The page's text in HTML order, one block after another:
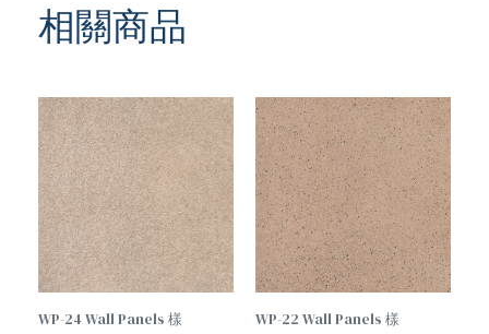
相關商品
WP-24 Wall Panels 樣
WP-22 Wall Panels 樣